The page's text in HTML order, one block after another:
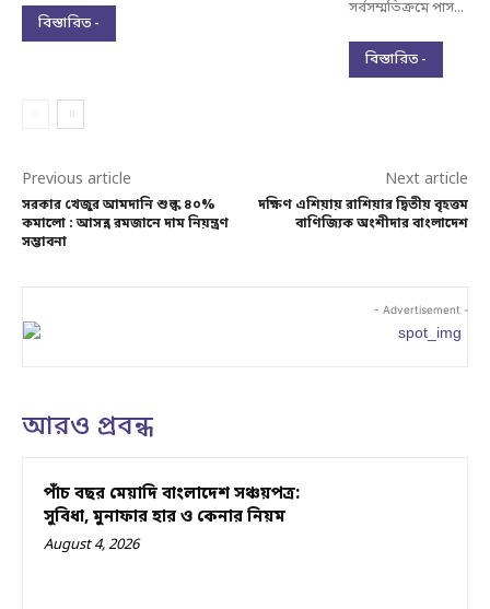
বিস্তারিত -
সর্বসম্মতিক্রমে পাস...
বিস্তারিত -
Previous article
সরকার খেজুর আমদানি শুল্ক ৪০%
কমালো : আসন্ন রমজানে দাম নিয়ন্ত্রণ
সম্ভাবনা
Next article
দক্ষিণ এশিয়ায় রাশিয়ার দ্বিতীয় বৃহত্তম
বাণিজ্যিক অংশীদার বাংলাদেশ
- Advertisement -
আরও প্রবন্ধ
পাঁচ বছর মেয়াদি বাংলাদেশ সঞ্চয়পত্র:
সুবিধা, মুনাফার হার ও কেনার নিয়ম
August 4, 2026